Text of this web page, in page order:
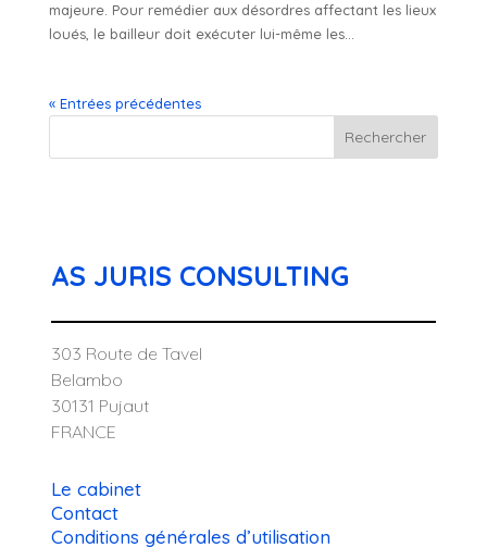
majeure. Pour remédier aux désordres affectant les lieux
loués, le bailleur doit exécuter lui-même les...
« Entrées précédentes
Rechercher
AS JURIS CONSULTING
303 Route de Tavel
Belambo
30131 Pujaut
FRANCE
Le cabinet
Contact
Conditions générales d’utilisation